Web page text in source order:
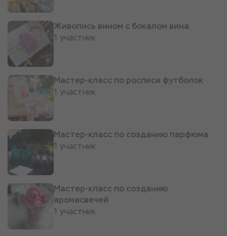
Живопись вином с бокалом вина
1 участник
Мастер-класс по росписи футболок
1 участник
Мастер-класс по созданию парфюма
1 участник
Мастер-класс по созданию
аромасвечей
1 участник